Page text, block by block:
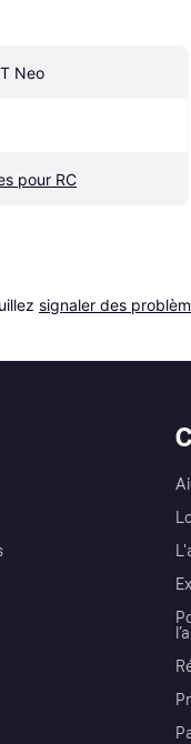
Neo
pour RC
signaler des